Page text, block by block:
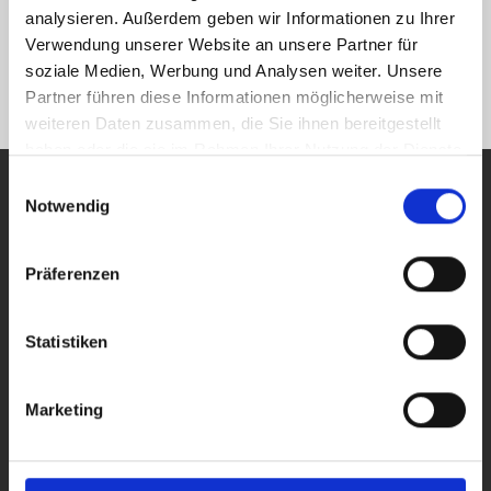
analysieren. Außerdem geben wir Informationen zu Ihrer
Verwendung unserer Website an unsere Partner für
soziale Medien, Werbung und Analysen weiter. Unsere
Partner führen diese Informationen möglicherweise mit
weiteren Daten zusammen, die Sie ihnen bereitgestellt
Notwendig
Präferenzen
Statistiken
Marketing
Auch nach dem Verkauf sind wir für Sie da
Wohnungsmakler
für
Augsburg Bleich und
gesucht? Rufen
Sie uns an:
66097111